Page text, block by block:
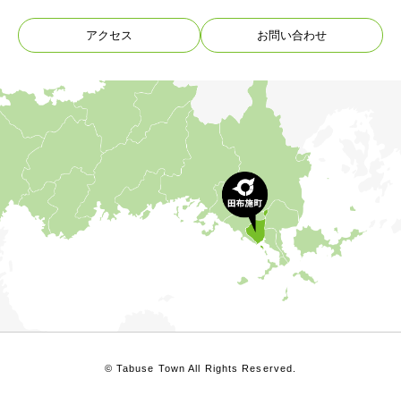
アクセス お問い合わせ
© Tabuse Town All Rights Reserved.